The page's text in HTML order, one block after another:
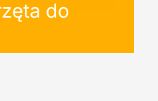
do